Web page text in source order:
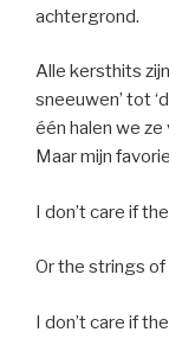
achtergrond.
Alle kersthits
sneeuwen’ tot
één halen we
Maar mijn
I don’t care if
Or the strings
I don’t care if